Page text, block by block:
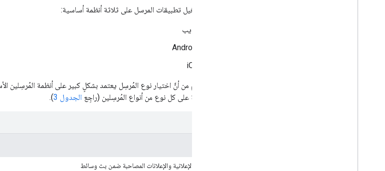
يمكن تشغيل تطبيقات المرسل على ثلاثة أنظمة أساسية:
الويب
Android
iOS
على الرغم من أنَّ اختيار نوع المُرسِل يعتمد بشكلٍ كبير على أنظمة المُرسِلين
المفروضة على كل نوع من أنواع المُرسِلين (راجِع الجدول 3 ).
الفواصل الإعلانية والإعلانات المصاحبة ضمن بث وسائط